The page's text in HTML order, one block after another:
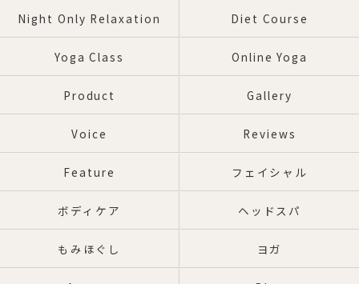
Night Only Relaxation Diet Course
Yoga Class Online Yoga
Product Gallery
Voice Reviews
Feature フェイシャル
ボディケア ヘッドスパ
もみほぐし ヨガ